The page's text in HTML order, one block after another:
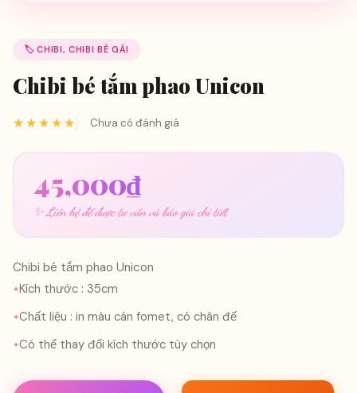
🏷️ CHIBI, CHIBI BÉ GÁI
Chibi bé tắm phao Unicon
★★★★★ Chưa có đánh giá
45,000₫
✨ Liên hệ để được tư vấn và báo giá chi tiết
Chibi bé tắm phao Unicon
Kích thước : 35cm
Chất liệu : in màu cán fomet, có chân đế
Có thể thay đổi kích thước tùy chọn